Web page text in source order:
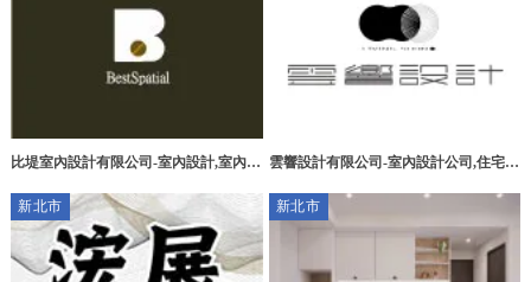
比堤室內設計有限公司-室內設計,室內設
公司
雲響設計有限公司-室內設計公司,住宅設
推薦,中區 室內設計公司
新北市 新北市